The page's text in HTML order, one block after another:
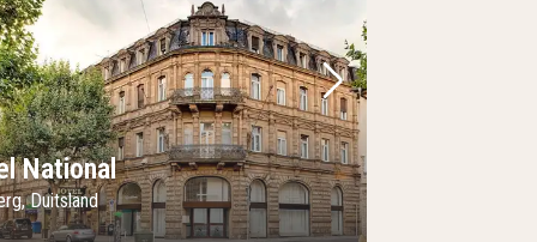
foto
Volgende foto
National
Duitsland